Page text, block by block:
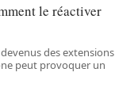
le réactiver
des extensions
peut provoquer un